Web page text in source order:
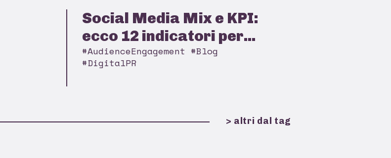
Social Media Mix e KPI:
ecco 12 indicatori per...
#AudienceEngagement #Blog
#DigitalPR
> altri dal tag